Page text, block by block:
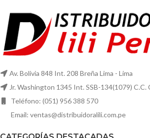
Av. Bolivia 848 Int. 208 Breña Lima - Lima
Jr. Washington 1345 Int. SSB-134(1079) C.C.
Teléfono: (051) 956 388 570
Email: ventas@distribuidoralili.com.pe